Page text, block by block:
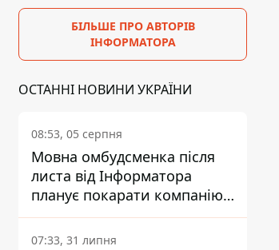
БІЛЬШЕ ПРО АВТОРІВ
ІНФОРМАТОРА
ОСТАННІ НОВИНИ УКРАЇНИ
08:53, 05 серпня
Мовна омбудсменка після
листа від Інформатора
планує покарати компанію-
підрядника ПриватБанку
07:33, 31 липня